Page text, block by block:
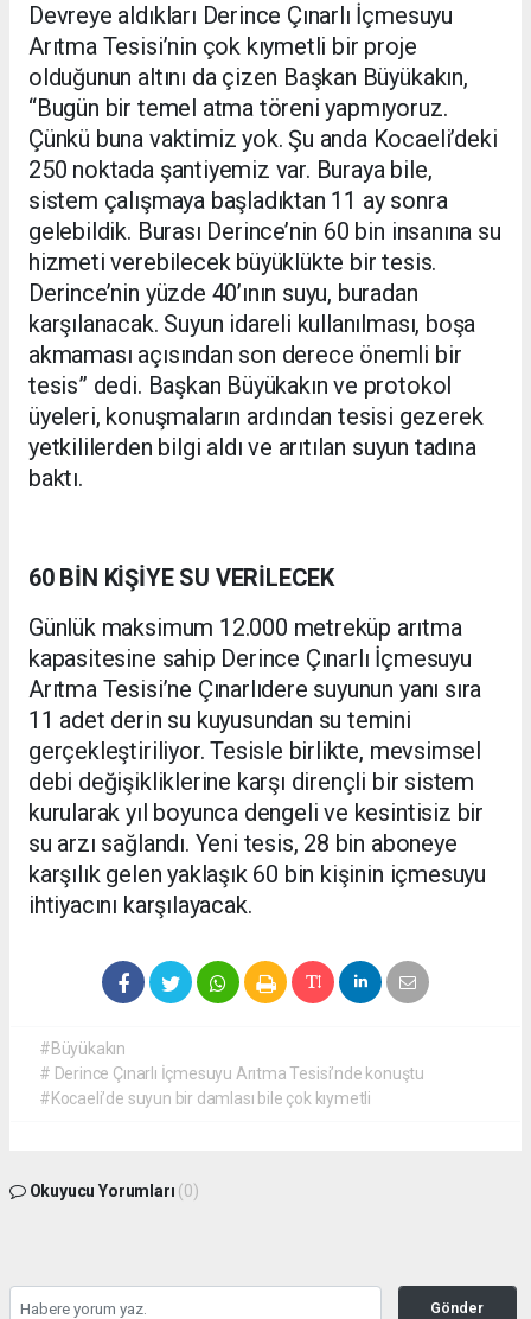
Devreye aldıkları Derince Çınarlı İçmesuyu
Arıtma Tesisi’nin çok kıymetli bir proje
olduğunun altını da çizen Başkan Büyükakın,
“Bugün bir temel atma töreni yapmıyoruz.
Çünkü buna vaktimiz yok. Şu anda Kocaeli’deki
250 noktada şantiyemiz var. Buraya bile,
sistem çalışmaya başladıktan 11 ay sonra
gelebildik. Burası Derince’nin 60 bin insanına su
hizmeti verebilecek büyüklükte bir tesis.
Derince’nin yüzde 40’ının suyu, buradan
karşılanacak. Suyun idareli kullanılması, boşa
akmaması açısından son derece önemli bir
tesis” dedi. Başkan Büyükakın ve protokol
üyeleri, konuşmaların ardından tesisi gezerek
yetkililerden bilgi aldı ve arıtılan suyun tadına
baktı.
60 BİN KİŞİYE SU VERİLECEK
Günlük maksimum 12.000 metreküp arıtma
kapasitesine sahip Derince Çınarlı İçmesuyu
Arıtma Tesisi’ne Çınarlıdere suyunun yanı sıra
11 adet derin su kuyusundan su temini
gerçekleştiriliyor. Tesisle birlikte, mevsimsel
debi değişikliklerine karşı dirençli bir sistem
kurularak yıl boyunca dengeli ve kesintisiz bir
su arzı sağlandı. Yeni tesis, 28 bin aboneye
karşılık gelen yaklaşık 60 bin kişinin içmesuyu
ihtiyacını karşılayacak.
#Büyükakın
# Derince Çınarlı İçmesuyu Arıtma Tesisi’nde konuştu
#Kocaeli’de suyun bir damlası bile çok kıymetli
Okuyucu Yorumları (0)
Gönder